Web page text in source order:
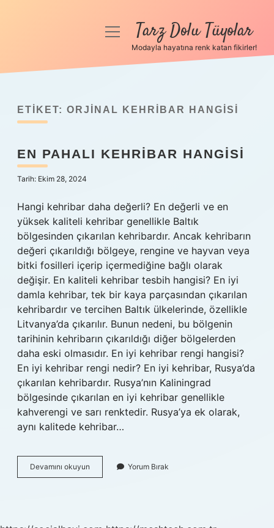
Anasayfa
Yasal Uyarı
Hakkımızda
menüyüTarz Dolu Tüyolar
Modayla hayatına renk katan fikirler!
ETIKET: ORJINAL KEHRIBAR HANGISI
EN PAHALI KEHRIBAR HANGISI
Tarih: Ekim 28, 2024
Hangi kehribar daha değerli? En değerli ve en
yüksek kaliteli kehribar genellikle Baltık
bölgesinden çıkarılan kehribardır. Ancak kehribarın
değeri çıkarıldığı bölgeye, rengine ve hayvan veya
bitki fosilleri içerip içermediğine bağlı olarak
değişir. En kaliteli kehribar tesbih hangisi? En iyi
damla kehribar, tek bir kaya parçasından çıkarılan
kehribardır ve tercihen Baltık ülkelerinde, özellikle
Litvanya’da çıkarılır. Bunun nedeni, bu bölgenin
tarihinin kehribarın çıkarıldığı diğer bölgelerden
daha eski olmasıdır. En iyi kehribar rengi hangisi?
En iyi kehribar rengi nedir? En iyi kehribar, Rusya’da
çıkarılan kehribardır. Rusya’nın Kaliningrad
bölgesinde çıkarılan en iyi kehribar genellikle
kahverengi ve sarı renktedir. Rusya’ya ek olarak,
aynı kalitede kehribar…
Devamını okuyun
Pahalı
Yorum Bırak